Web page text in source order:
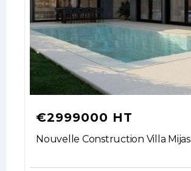
€2999000 HT
Nouvelle Construction Villa Mijas